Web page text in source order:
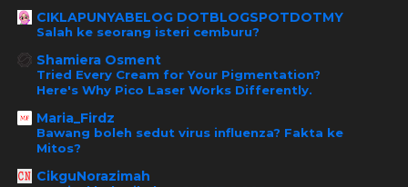
CIKLAPUNYABELOG DOTBLOGSPOTDOTMY
Salah ke seorang isteri cemburu?
Shamiera Osment
Tried Every Cream for Your Pigmentation?
Here's Why Pico Laser Works Differently.
Maria_Firdz
Bawang boleh sedut virus influenza? Fakta ke
Mitos?
CikguNorazimah